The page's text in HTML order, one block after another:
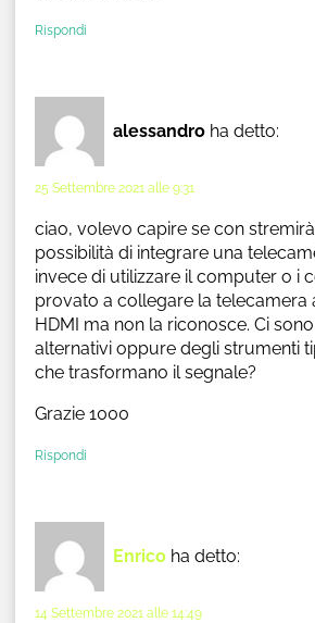
Rispondi
alessandro ha detto:
25 Settembre 2021 alle 9:31
ciao, volevo capire se con stremirà
possibilità di integrare una
invece di utilizzare il computer o i
provato a collegare la telecamera
HDMI ma non la riconosce. Ci
alternativi oppure degli strumenti
che trasformano il segnale?
Grazie 1000
Rispondi
Enrico ha detto:
14 Settembre 2021 alle 14:49